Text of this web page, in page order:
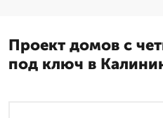
Проект домов с
под ключ в